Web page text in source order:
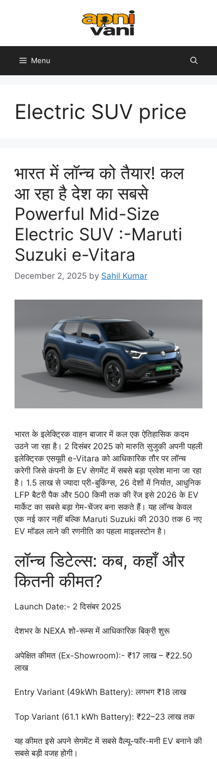
Menu
Electric SUV price
भारत में लॉन्च को तैयार! कल
आ रहा है देश का सबसे
Powerful Mid-Size
Electric SUV :-Maruti
Suzuki e-Vitara
December 2, 2025 by Sahil Kumar
भारत के इलेक्ट्रिक वाहन बाजार में कल एक ऐतिहासिक कदम
उठने जा रहा है। 2 दिसंबर 2025 को मारुति सुजुकी अपनी पहली
इलेक्ट्रिक एसयूवी e-Vitara को आधिकारिक तौर पर लॉन्च
करेगी जिसे कंपनी के EV सेगमेंट में सबसे बड़ा प्रवेश माना जा रहा
है। 1.5 लाख से ज्यादा प्री-बुकिंग्स, 26 देशों में निर्यात, आधुनिक
LFP बैटरी पैक और 500 किमी तक की रेंज इसे 2026 के EV
मार्केट का सबसे बड़ा गेम-चेंजर बना सकते हैं। यह लॉन्च केवल
एक नई कार नहीं बल्कि Maruti Suzuki की 2030 तक 6 नए
EV मॉडल लाने की रणनीति का पहला माइलस्टोन है।
लॉन्च डिटेल्स: कब, कहाँ और
कितनी कीमत?
Launch Date:- 2 दिसंबर 2025
देशभर के NEXA शो-रूम्स में आधिकारिक बिक्री शुरू
अपेक्षित कीमत (Ex-Showroom):- ₹17 लाख – ₹22.50
लाख
Entry Variant (49kWh Battery): लगभग ₹18 लाख
Top Variant (61.1 kWh Battery): ₹22–23 लाख तक
यह कीमत इसे अपने सेगमेंट में सबसे वैल्यू-फॉर-मनी EV बनाने की
सबसे बड़ी वजह होगी।